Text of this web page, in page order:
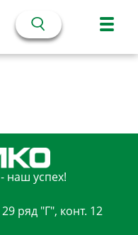
наш успех!
ряд "Г", конт. 12